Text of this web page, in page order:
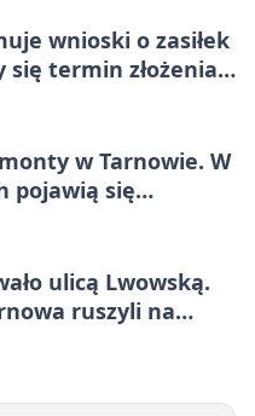
wnioski o zasiłek
się termin złożenia
w Tarnowie. W
pojawią się
ulicą Lwowską.
ruszyli na